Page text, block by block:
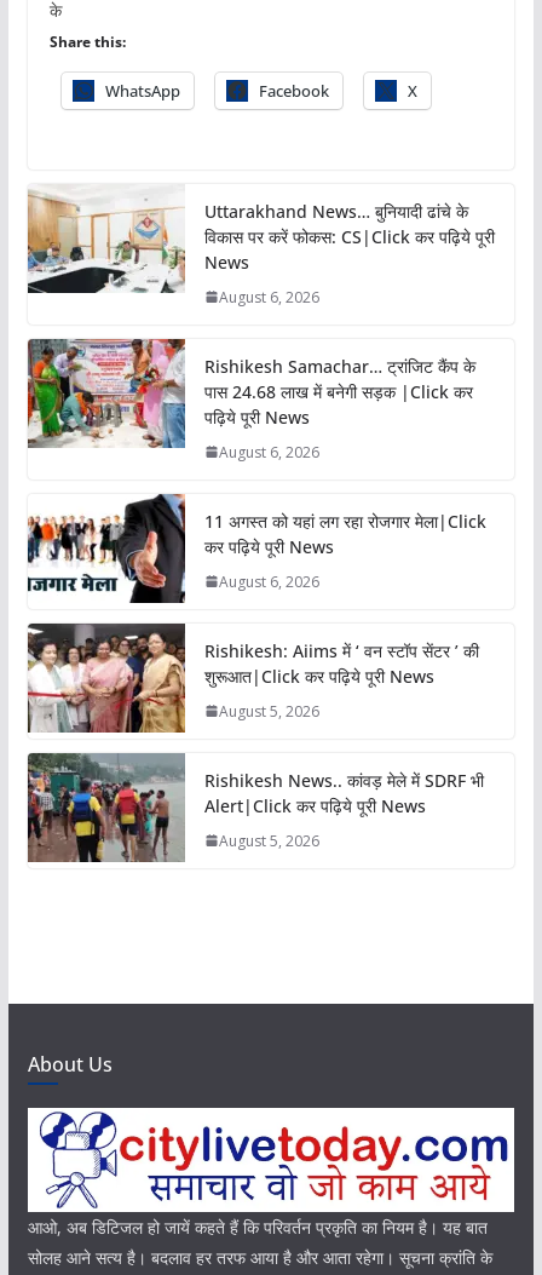
के
Share this:
WhatsApp Facebook X
Uttarakhand News… बुनियादी ढांचे के
विकास पर करें फोकस: CS|Click कर पढ़िये पूरी
News
August 6, 2026
Rishikesh Samachar… ट्रांजिट कैंप के
पास 24.68 लाख में बनेगी सड़क |Click कर
पढ़िये पूरी News
August 6, 2026
11 अगस्त को यहां लग रहा रोजगार मेला|Click
कर पढ़िये पूरी News
August 6, 2026
Rishikesh: Aiims में ‘ वन स्टॉप सेंटर ’ की
शुरूआत|Click कर पढ़िये पूरी News
August 5, 2026
Rishikesh News.. कांवड़ मेले में SDRF भी
Alert|Click कर पढ़िये पूरी News
August 5, 2026
About Us
आओ, अब डिटिजल हो जायें कहते हैं कि परिवर्तन प्रकृति का नियम है। यह बात
सोलह आने सत्य है। बदलाव हर तरफ आया है और आता रहेगा। सूचना क्रांति के